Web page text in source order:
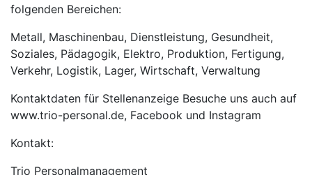
folgenden Bereichen:
Metall, Maschinenbau, Dienstleistung, Gesundheit,
Soziales, Pädagogik, Elektro, Produktion, Fertigung,
Verkehr, Logistik, Lager, Wirtschaft, Verwaltung
Kontaktdaten für Stellenanzeige Besuche uns auch auf
www.trio-personal.de, Facebook und Instagram
Kontakt:
Trio Personalmanagement